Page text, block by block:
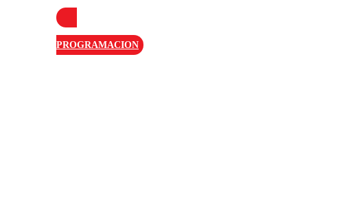
PROGRAMACION